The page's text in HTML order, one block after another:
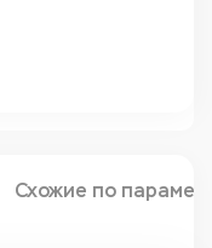
Схожие по